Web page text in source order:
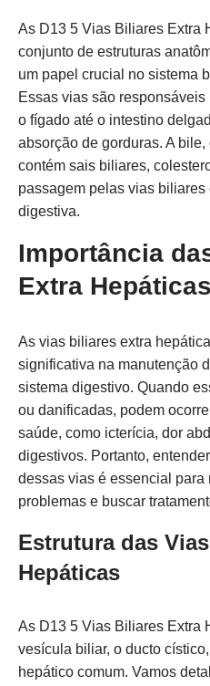
As D13 5 Vias Biliares Extra
conjunto de estruturas
um papel crucial no sistema
Essas vias são
o fígado até o intestino
absorção de gorduras. A
contém sais biliares,
passagem pelas vias
digestiva.
Importância
Extra Hepáticas
As vias biliares extra
significativa na manutenção
sistema digestivo. Quando
ou danificadas, podem
saúde, como icterícia, dor
digestivos. Portanto,
dessas vias é essencial para
problemas e buscar
Estrutura das
Hepáticas
As D13 5 Vias Biliares Extra
vesícula biliar, o ducto
hepático comum. Vamos